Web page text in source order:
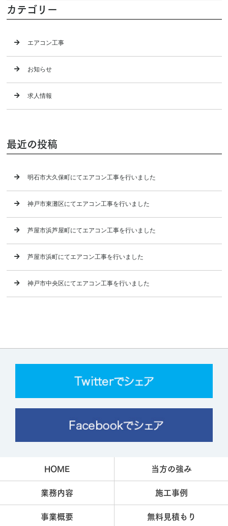
カテゴリー
エアコン工事
お知らせ
求人情報
最近の投稿
明石市大久保町にてエアコン工事を行いました
神戸市東灘区にてエアコン工事を行いました
芦屋市浜芦屋町にてエアコン工事を行いました
芦屋市浜町にてエアコン工事を行いました
神戸市中央区にてエアコン工事を行いました
HOME 当方の強み
業務内容 施工事例
事業概要 無料見積もり